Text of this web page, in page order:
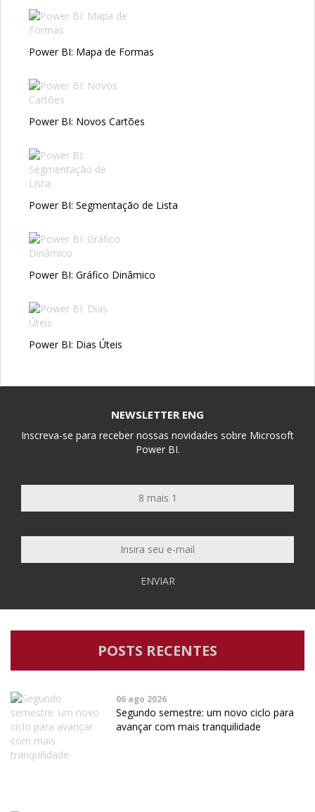
Power BI: Mapa de Formas
Power BI: Novos Cartões
Power BI: Segmentação de Lista
Power BI: Gráfico Dinâmico
Power BI: Dias Úteis
NEWSLETTER ENG
Inscreva-se para receber nossas novidades sobre Microsoft
Power BI.
ENVIAR
POSTS RECENTES
06 ago 2026
Segundo semestre: um novo ciclo para
avançar com mais tranquilidade